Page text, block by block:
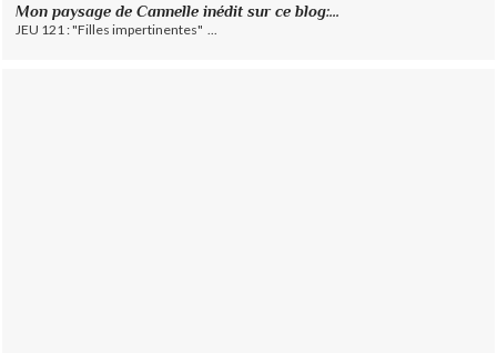
Mon paysage de Cannelle inédit sur ce blog:...
JEU 121 : "Filles impertinentes" ...